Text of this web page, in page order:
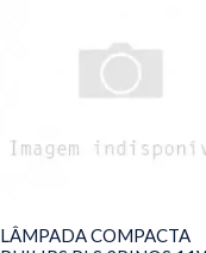
LÂMPADA COMPACTA